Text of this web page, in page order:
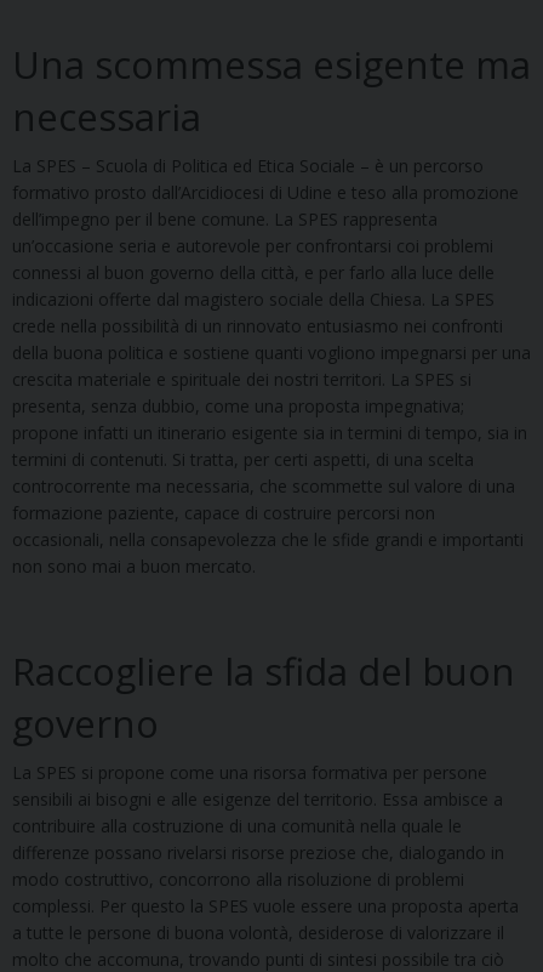
Una scommessa esigente ma
necessaria
La SPES – Scuola di Politica ed Etica Sociale – è un percorso
formativo prosto dall’Arcidiocesi di Udine e teso alla promozione
dell’impegno per il bene comune. La SPES rappresenta
un’occasione seria e autorevole per confrontarsi coi problemi
connessi al buon governo della città, e per farlo alla luce delle
indicazioni offerte dal magistero sociale della Chiesa. La SPES
crede nella possibilità di un rinnovato entusiasmo nei confronti
della buona politica e sostiene quanti vogliono impegnarsi per una
crescita materiale e spirituale dei nostri territori. La SPES si
presenta, senza dubbio, come una proposta impegnativa;
propone infatti un itinerario esigente sia in termini di tempo, sia in
termini di contenuti. Si tratta, per certi aspetti, di una scelta
controcorrente ma necessaria, che scommette sul valore di una
formazione paziente, capace di costruire percorsi non
occasionali, nella consapevolezza che le sfide grandi e importanti
non sono mai a buon mercato.
Raccogliere la sfida del buon
governo
La SPES si propone come una risorsa formativa per persone
sensibili ai bisogni e alle esigenze del territorio. Essa ambisce a
contribuire alla costruzione di una comunità nella quale le
differenze possano rivelarsi risorse preziose che, dialogando in
modo costruttivo, concorrono alla risoluzione di problemi
complessi. Per questo la SPES vuole essere una proposta aperta
a tutte le persone di buona volontà, desiderose di valorizzare il
molto che accomuna, trovando punti di sintesi possibile tra ciò